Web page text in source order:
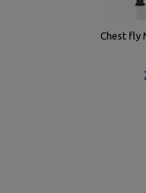
Chest fly